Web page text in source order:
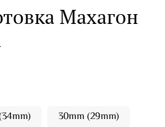
Махагон
30mm (29mm)